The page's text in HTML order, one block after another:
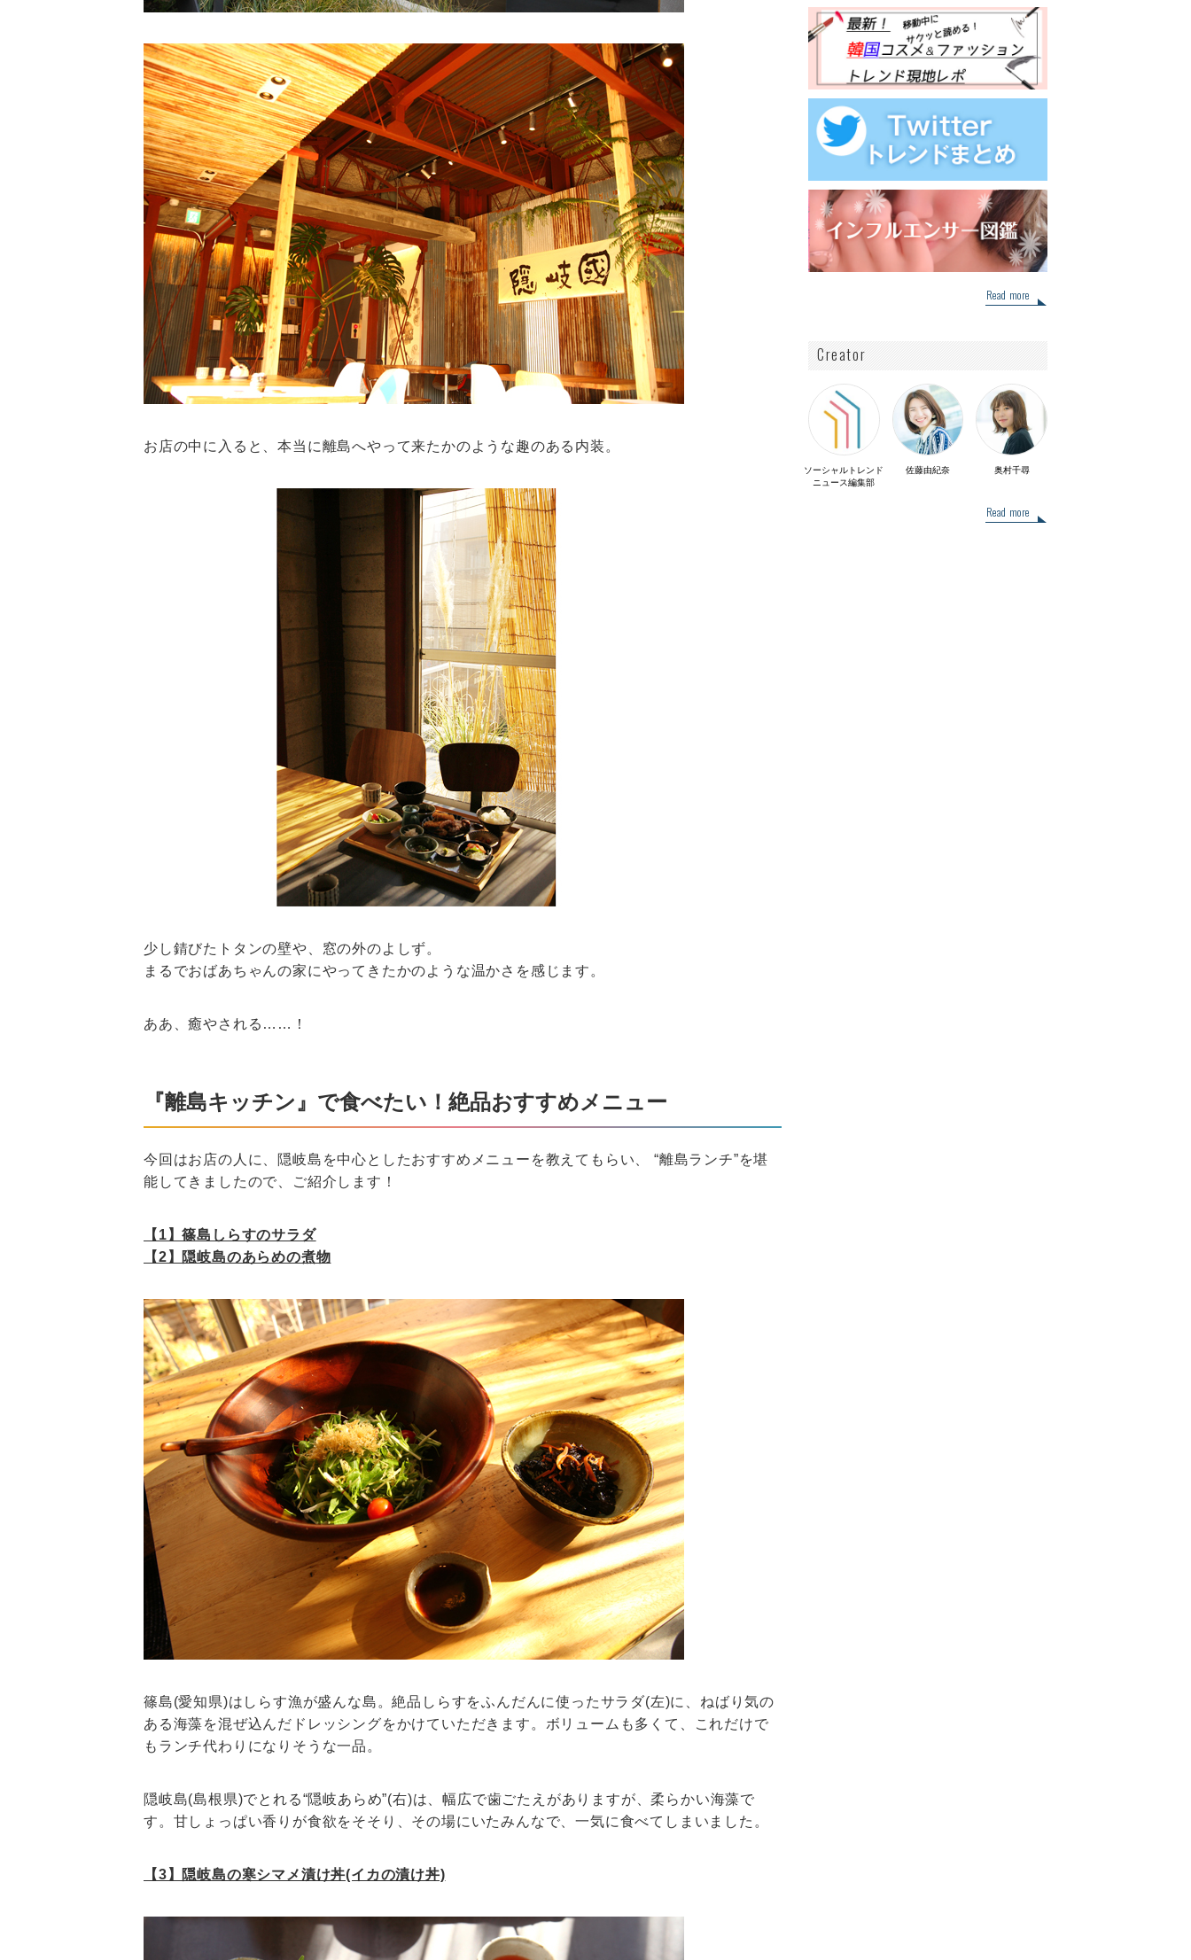
お店の中に入ると、本当に離島へやって来たかのような趣のある内装。
少し錆びたトタンの壁や、窓の外のよしず。
まるでおばあちゃんの家にやってきたかのような温かさを感じます。
ああ、癒やされる……！
『離島キッチン』で食べたい！絶品おすすめメニュー
今回はお店の人に、隠岐島を中心としたおすすめメニューを教えてもらい、 “離島ランチ”を堪
能してきましたので、ご紹介します！
【1】篠島しらすのサラダ
【2】隠岐島のあらめの煮物
篠島(愛知県)はしらす漁が盛んな島。絶品しらすをふんだんに使ったサラダ(左)に、ねばり気の
ある海藻を混ぜ込んだドレッシングをかけていただきます。ボリュームも多くて、これだけで
もランチ代わりになりそうな一品。
隠岐島(島根県)でとれる“隠岐あらめ”(右)は、幅広で歯ごたえがありますが、柔らかい海藻で
す。甘しょっぱい香りが食欲をそそり、その場にいたみんなで、一気に食べてしまいました。
【3】隠岐島の寒シマメ漬け丼(イカの漬け丼)
Read more
Creator
ソーシャルトレンド
ニュース編集部
佐藤由紀奈 奥村千尋
Read more